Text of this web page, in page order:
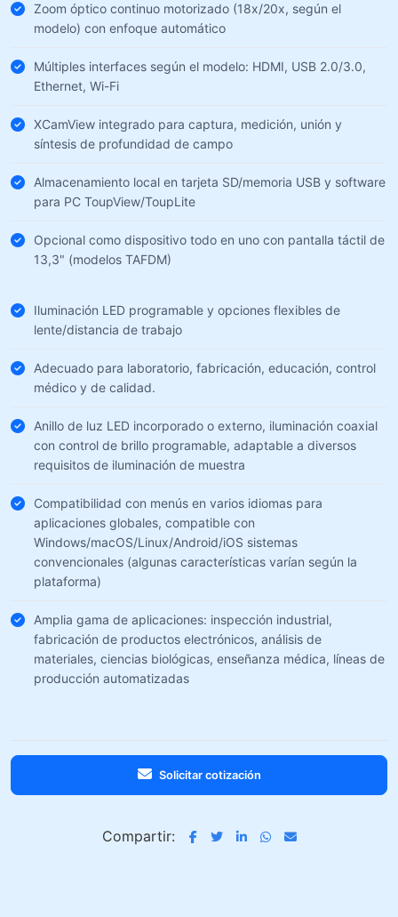
Zoom óptico continuo motorizado (18x/20x, según el
modelo) con enfoque automático
Múltiples interfaces según el modelo: HDMI, USB 2.0/3.0,
Ethernet, Wi-Fi
XCamView integrado para captura, medición, unión y
síntesis de profundidad de campo
Almacenamiento local en tarjeta SD/memoria USB y software
para PC ToupView/ToupLite
Opcional como dispositivo todo en uno con pantalla táctil de
13,3" (modelos TAFDM)
Iluminación LED programable y opciones flexibles de
lente/distancia de trabajo
Adecuado para laboratorio, fabricación, educación, control
médico y de calidad.
Anillo de luz LED incorporado o externo, iluminación coaxial
con control de brillo programable, adaptable a diversos
requisitos de iluminación de muestra
Compatibilidad con menús en varios idiomas para
aplicaciones globales, compatible con
Windows/macOS/Linux/Android/iOS sistemas
convencionales (algunas características varían según la
plataforma)
Amplia gama de aplicaciones: inspección industrial,
fabricación de productos electrónicos, análisis de
materiales, ciencias biológicas, enseñanza médica, líneas de
producción automatizadas
Solicitar cotización
Compartir: